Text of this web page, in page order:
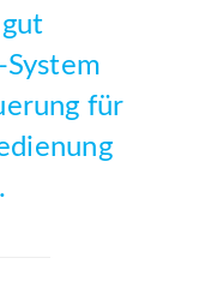
System
für